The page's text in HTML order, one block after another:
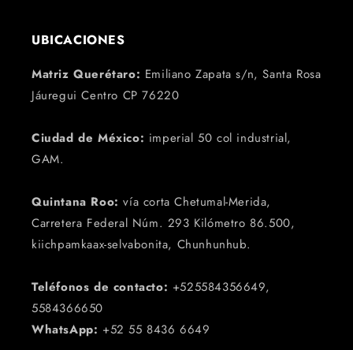
UBICACIONES
Matriz Querétaro: Emiliano Zapata s/n, Santa Rosa
Jáuregui Centro CP 76220
Ciudad de México: imperial 50 col industrial,
GAM.
Quintana Roo: vía corta Chetumal-Merida,
Carretera Federal Núm. 293 Kilómetro 86.500,
kiichpamkaax-selvabonita, Chunhunhub.
Teléfonos de contacto: +525584356649,
5584366650
WhatsApp: +52 55 8436 6649